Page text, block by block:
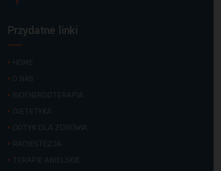
Przydatne linki
HOME
O NAS
BIOENERGOTERAPIA
DIETETYKA
DOTYK DLA ZDROWIA
RADIESTEZJA
TERAPIE ANIELSKIE